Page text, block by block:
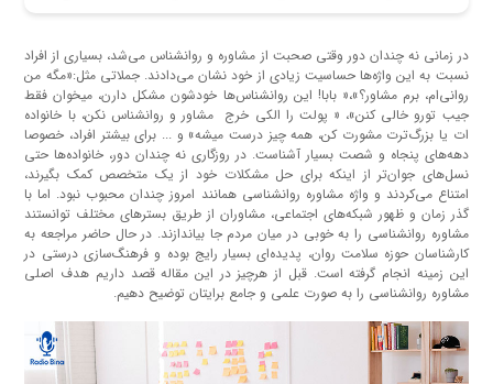
در زمانی نه چندان دور وقتی صحبت از مشاوره و روانشناس می‌شد، بسیاری از افراد
نسبت به این واژه‌ها حساسیت زیادی از خود نشان می‌دادند. جملاتی مثل:«مگه من
روانی‌ام، برم مشاور؟»،« بابا! این روانشناس‌ها خودشون مشکل دارن، میخوان فقط
جیب تورو خالی کنن»، « پولت را الکی خرج مشاور و روانشناس نکن، با خانواده
ات یا بزرگ‌ترت مشورت کن، همه چیز درست میشه» و ... برای بیشتر افراد، خصوصا
دهه‌های پنجاه و شصت بسیار آشناست. در روزگاری نه چندان دور، خانواده‌ها حتی
نسل‌های جوان‌تر از اینکه برای حل مشکلات خود از یک متخصص کمک بگیرند،
امتناع می‌کردند و واژه مشاوره روانشناسی همانند امروز چندان محبوب نبود. اما با
گذر زمان و ظهور شبکه‌های اجتماعی، مشاوران از طریق بسترهای مختلف توانستند
مشاوره روانشناسی را به خوبی در میان مردم جا بیاندازند. در حال حاضر مراجعه به
کارشناسان حوزه سلامت روان، پدیده‌ای بسیار رایج بوده و فرهنگ‌سازی درستی در
این زمینه انجام گرفته است. قبل از هرچیز در این مقاله قصد داریم هدف اصلی
مشاوره روانشناسی را به صورت علمی و جامع برایتان توضیح دهیم.